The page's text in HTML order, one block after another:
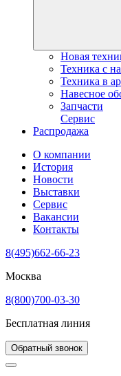
Новая
Техника с
Техника в
Навесное
Запчасти
Сервис
Распродажа
О компании
История
Новости
Выставки
Сервис
Вакансии
Контакты
8(495)662-66-23
Москва
8(800)700-03-30
Бесплатная линия
Обратный звонок